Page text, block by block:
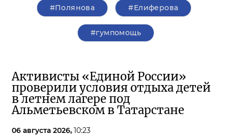
#Полянова #Елиферова
#гумпомощь
Активисты «Единой России»
проверили условия отдыха детей
в летнем лагере под
Альметьевском в Татарстане
06 августа 2026, 10:23